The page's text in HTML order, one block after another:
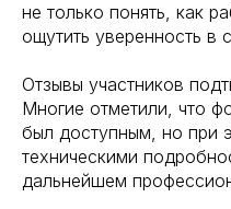
не только понять, как
ощутить уверенность в
Отзывы участников
Многие отметили, что
был доступным, но при
техническими
дальнейшем